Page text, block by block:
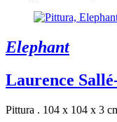
Elephant
Laurence
Pittura . 104 x 104 x 3